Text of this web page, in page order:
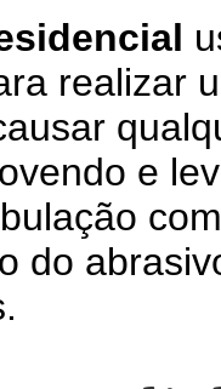
realizar
e
do